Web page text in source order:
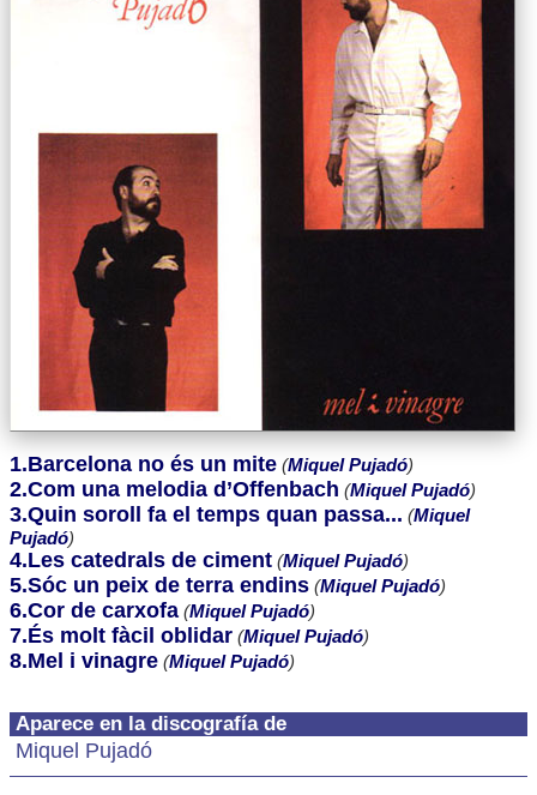
Aparece en la discografía de
Miquel Pujadó
1.Barcelona no és un mite (Miquel Pujadó)
2.Com una melodia d’Offenbach (Miquel Pujadó)
3.Quin soroll fa el temps quan passa... (Miquel
Pujadó)
4.Les catedrals de ciment (Miquel Pujadó)
5.Sóc un peix de terra endins (Miquel Pujadó)
6.Cor de carxofa (Miquel Pujadó)
7.És molt fàcil oblidar (Miquel Pujadó)
8.Mel i vinagre (Miquel Pujadó)